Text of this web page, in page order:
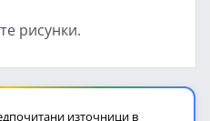
рисунки.
източници в